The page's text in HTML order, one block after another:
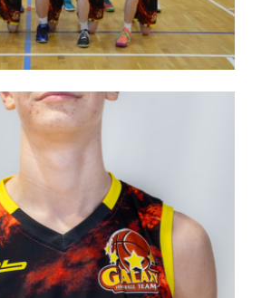
Európy U20 B-divízie.
U15
turnajoch stredoeurópskej
si naša kategória U15 spomedzi 36
postup na záverečné